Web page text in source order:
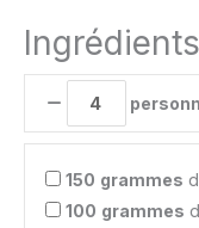
Ingrédients
150 grammes
100 grammes